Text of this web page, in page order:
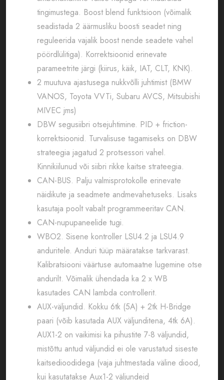
tingimustega. Boost blend funktsioon (võimalik
seadistada 2 äärmusliku boosti seadet ning
reguleerida vajalik boost nende seadete vahel
pöördlülitiga). Korrektsioonid erinevate
parameetrite järgi (kiirus, käik, IAT, CLT, KNK).
2 muutuva ajastusega nukkvõlli juhtimist (BMW
VANOS, Toyota VVTi, Subaru AVCS, Mitsubishi
MIVEC jms)
DBW segusiibri otsejuhtimine. PID + friction-
korrektsioonid. Turvalisuse tagamiseks on DBW
strateegia jagatud 2 protsessori vahel.
Kinnikiilunud või siibri rikke kaitse strateegia.
CAN-BUS. Palju valmisprotokolle erinevate
näidikute ja seadmete andmevahetuseks. Lisaks
kasutaja poolt vabalt programmeeritav CAN.
CAN-nupupaneelide tugi.
WBO2. Sisene kontroller LSU4.2 ja LSU4.9
anduritele. Anduri tüüp määratakse tarkvarast.
Kalibratsiooni väärtuse automaatne lugemine otse
andurilt. Võimalik ühendada ka 2 x WB
kasutades CAN lambda controllerit.
AUX-väljundid. Kokku 6tk (5A) + 2tk H-Bridge
paari (võib kasutada AUX väljunditena, 4tk 6A).
AUX1-2 on vaikimisi ka pihustite 7-8 väljundid,
mistõttu antud väljundid ei ole varustatud siseste
kaitsedioodidega (vaja juhtmestada väline diood,
kui kasutatakse Aux1-2 väljundeid